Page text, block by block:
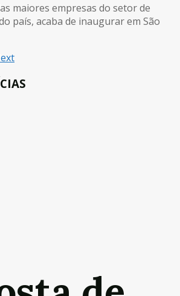
maiores empresas do setor de
país, acaba de inaugurar em São